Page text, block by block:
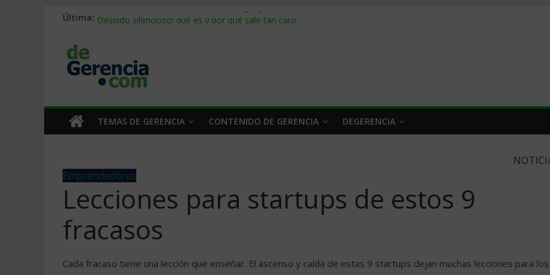
Última: Stablecoins para empresas: cómo pagar y cobrar en 2026
Trabajo forzoso en la cadena de suministro: qué hacer
Mercado hispano de EE. UU.: cómo segmentarlo y venderle
TEMAS DE GERENCIA CONTENIDO DE GERENCIA DEGERENCIA
Emprendedores
Lecciones para startups de estos 9
fracasos
Cada fracaso tiene una lección que enseñar. El ascenso y caída de estas 9 startups dejan muchas lecciones para los